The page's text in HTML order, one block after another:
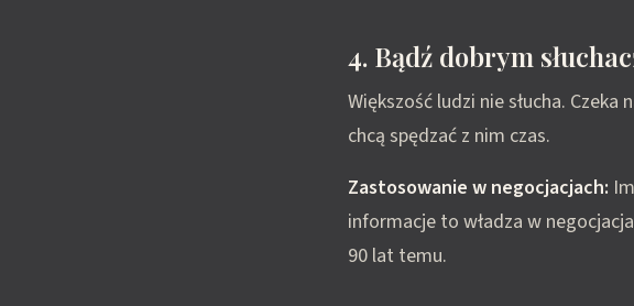
4. Bądź dobrym
Większość ludzi nie słucha.
chcą spędzać z nim czas.
Zastosowanie w negocjacjach:
informacje to władza w
90 lat temu.